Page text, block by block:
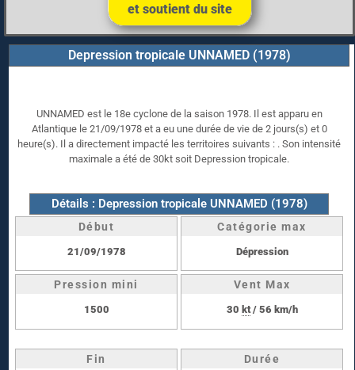
et soutient du site
Depression tropicale UNNAMED (1978)
UNNAMED est le 18e cyclone de la saison 1978. Il est apparu en
Atlantique le 21/09/1978 et a eu une durée de vie de 2 jours(s) et 0
heure(s). Il a directement impacté les territoires suivants : . Son intensité
maximale a été de 30kt soit Depression tropicale.
Détails : Depression tropicale UNNAMED (1978)
Début
21/09/1978
Catégorie max
Dépression
Pression mini
1500
Vent Max
30 kt/ 56 km/h
Fin Durée